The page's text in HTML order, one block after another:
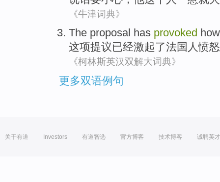
《牛津词典》
The proposal has provoked
这项提议已经激起了法国人愤怒
《柯林斯英汉双解大词典》
更多双语例句
关于有道 Investors 有道智选 官方博客 技术博客 诚聘英才